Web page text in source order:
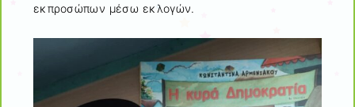
εκπροσώπων μέσω εκλογών.